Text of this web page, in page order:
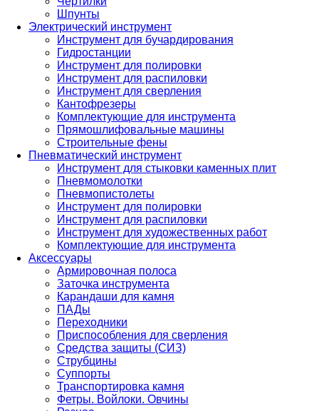
Шпунты
Электрический инструмент
Инструмент для бучардирования
Гидростанции
Инструмент для полировки
Инструмент для распиловки
Инструмент для сверления
Кантофрезеры
Комплектующие для инструмента
Прямошлифовальные машины
Строительные фены
Пневматический инструмент
Инструмент для стыковки каменных плит
Пневмомолотки
Пневмопистолеты
Инструмент для полировки
Инструмент для распиловки
Инструмент для художественных работ
Комплектующие для инструмента
Аксессуары
Армировочная полоса
Заточка инструмента
Карандаши для камня
ПАДы
Переходники
Приспособления для сверления
Средства защиты (СИЗ)
Струбцины
Суппорты
Транспортировка камня
Фетры. Войлоки. Овчины